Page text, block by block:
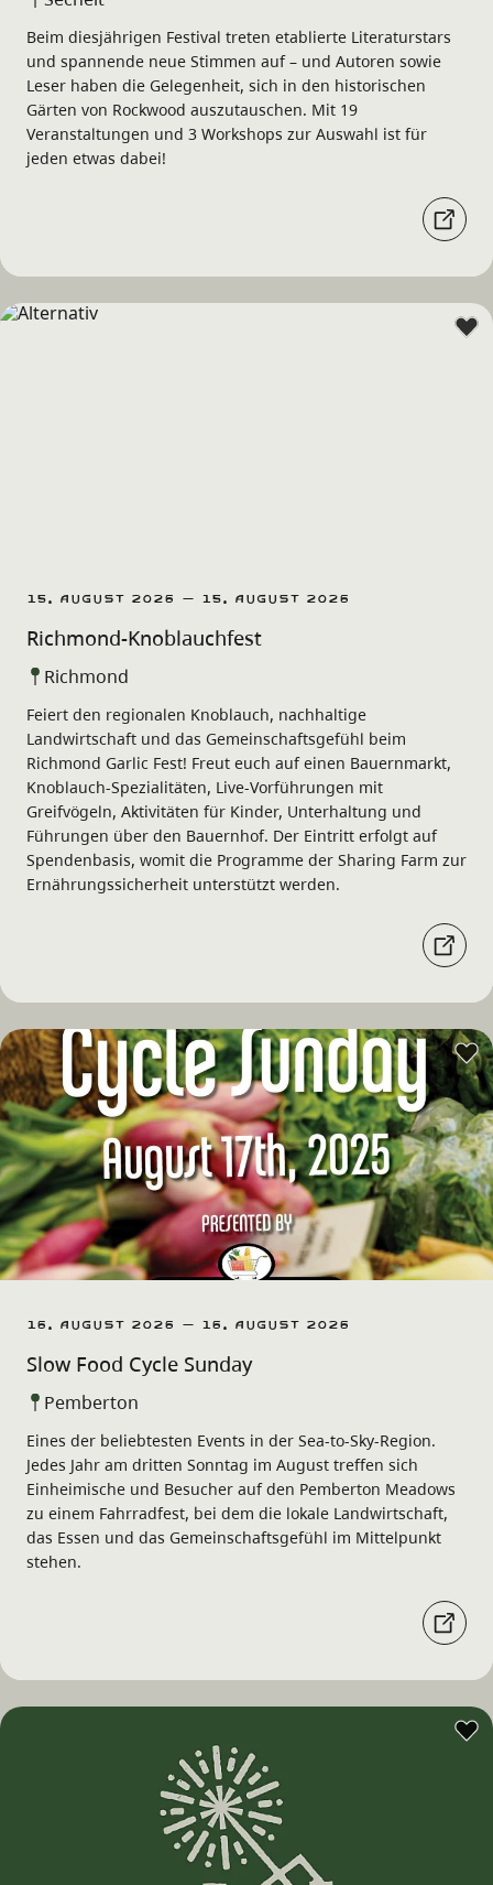
Beim diesjährigen Festival treten etablierte Literaturstars
und spannende neue Stimmen auf – und Autoren sowie
Leser haben die Gelegenheit, sich in den historischen
Gärten von Rockwood auszutauschen. Mit 19
Veranstaltungen und 3 Workshops zur Auswahl ist für
jeden etwas dabei!
15. August 2026 – 15. August 2026
Richmond-Knoblauchfest
Richmond
Feiert den regionalen Knoblauch, nachhaltige
Landwirtschaft und das Gemeinschaftsgefühl beim
Richmond Garlic Fest! Freut euch auf einen Bauernmarkt,
Knoblauch-Spezialitäten, Live-Vorführungen mit
Greifvögeln, Aktivitäten für Kinder, Unterhaltung und
Führungen über den Bauernhof. Der Eintritt erfolgt auf
Spendenbasis, womit die Programme der Sharing Farm zur
Ernährungssicherheit unterstützt werden.
16. August 2026 – 16. August 2026
Slow Food Cycle Sunday
Pemberton
Eines der beliebtesten Events in der Sea-to-Sky-Region.
Jedes Jahr am dritten Sonntag im August treffen sich
Einheimische und Besucher auf den Pemberton Meadows
zu einem Fahrradfest, bei dem die lokale Landwirtschaft,
das Essen und das Gemeinschaftsgefühl im Mittelpunkt
stehen.